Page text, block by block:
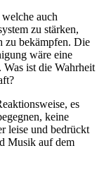
auch
zu stärken,
zu bekämpfen. Die
wäre eine
Was ist die Wahrheit
es
keine
leise und bedrückt
Musik auf dem